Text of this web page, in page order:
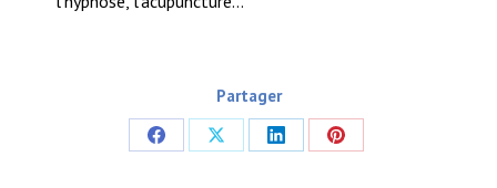
Partager
PartagerPartagerPartagerPartager